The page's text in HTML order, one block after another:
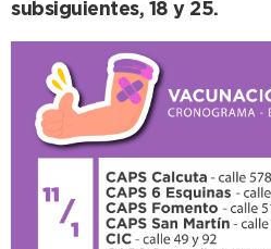
subsiguientes, 18 y 25.